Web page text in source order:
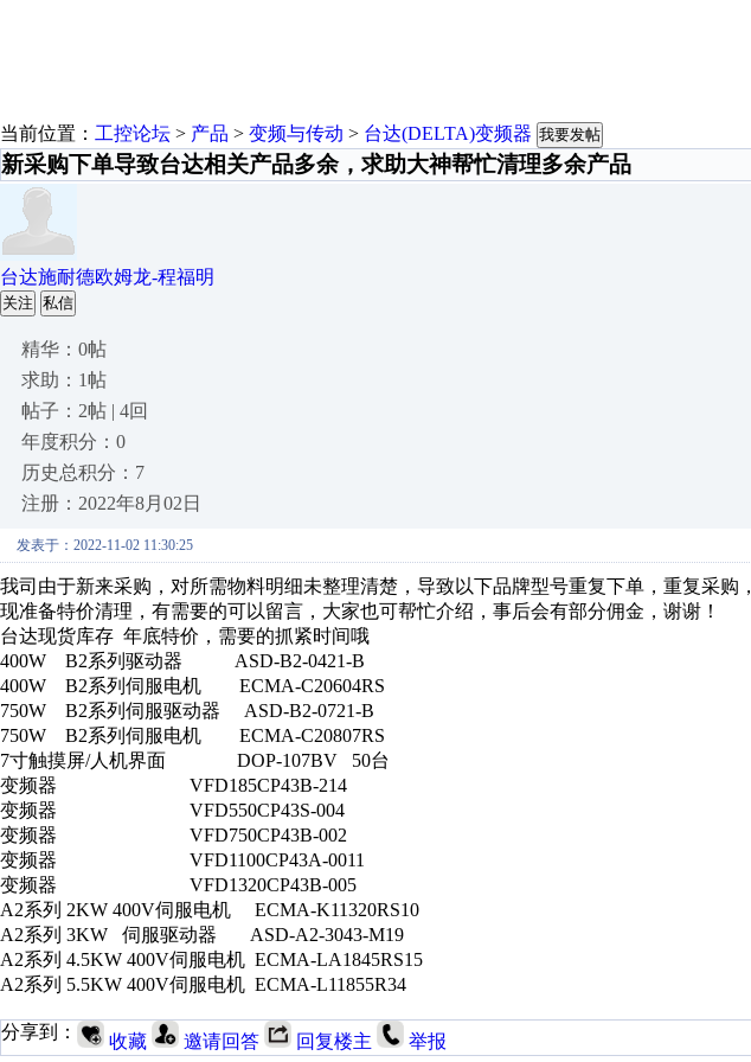
当前位置： 工控论坛 > 产品 > 变频与传动 > 台达(DELTA)变频器 我要发帖
新采购下单导致台达相关产品多余，求助大神帮忙清理多余产品
台达施耐德欧姆龙-程福明
关注 私信
精华：0帖
求助：1帖
帖子：2帖 | 4回
年度积分：0
历史总积分：7
注册：2022年8月02日
发表于：2022-11-02 11:30:25
我司由于新来采购，对所需物料明细未整理清楚，导致以下品牌型号重复下单，重复采购，
现准备特价清理，有需要的可以留言，大家也可帮忙介绍，事后会有部分佣金，谢谢！
台达现货库存 年底特价，需要的抓紧时间哦
400W B2系列驱动器 ASD-B2-0421-B
400W B2系列伺服电机 ECMA-C20604RS
750W B2系列伺服驱动器 ASD-B2-0721-B
750W B2系列伺服电机 ECMA-C20807RS
7寸触摸屏/人机界面 DOP-107BV 50台
变频器 VFD185CP43B-214
变频器 VFD550CP43S-004
变频器 VFD750CP43B-002
变频器 VFD1100CP43A-0011
变频器 VFD1320CP43B-005
A2系列 2KW 400V伺服电机 ECMA-K11320RS10
A2系列 3KW 伺服驱动器 ASD-A2-3043-M19
A2系列 4.5KW 400V伺服电机 ECMA-LA1845RS15
A2系列 5.5KW 400V伺服电机 ECMA-L11855R34
分享到： 收藏 邀请回答 回复楼主 举报